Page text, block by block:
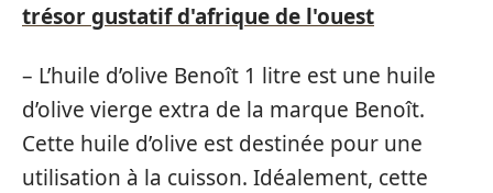
trésor gustatif d'afrique de l'ouest
– L’huile d’olive Benoît 1 litre est une huile
d’olive vierge extra de la marque Benoît.
Cette huile d’olive est destinée pour une
utilisation à la cuisson. Idéalement, cette